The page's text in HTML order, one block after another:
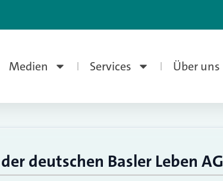
Medien Services Über uns
deutschen Basler Leben AG